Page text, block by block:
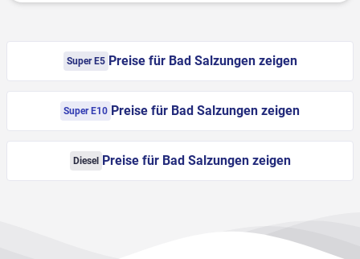
Super E5 Preise für Bad Salzungen zeigen
Super E10 Preise für Bad Salzungen zeigen
Diesel Preise für Bad Salzungen zeigen